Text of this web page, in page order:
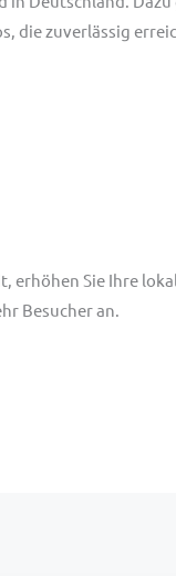
die zuverlässig
erhöhen Sie Ihre
Besucher an.